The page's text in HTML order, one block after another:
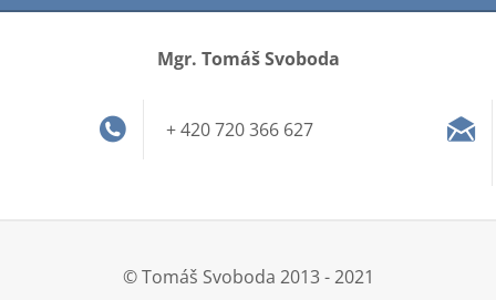
Mgr. Tomáš Svoboda
+ 420 720 366 627
© Tomáš Svoboda 2013 - 2021